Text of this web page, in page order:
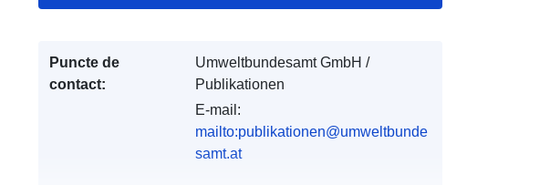
Puncte de
contact:
Umweltbundesamt GmbH /
Publikationen
E-mail:
mailto:publikationen@umweltbunde
samt.at